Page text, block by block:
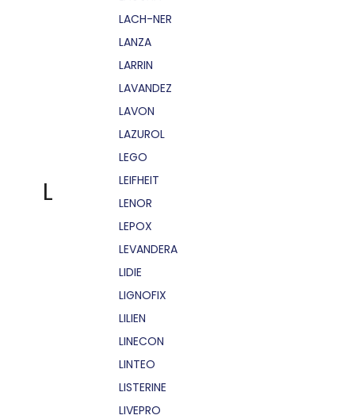
L
LACH-NER
LANZA
LARRIN
LAVANDEZ
LAVON
LAZUROL
LEGO
LEIFHEIT
LENOR
LEPOX
LEVANDERA
LIDIE
LIGNOFIX
LILIEN
LINECON
LINTEO
LISTERINE
LIVEPRO